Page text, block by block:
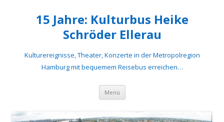
15 Jahre: Kulturbus Heike
Schröder Ellerau
Kulturereignisse, Theater, Konzerte in der Metropolregion
Hamburg mit bequemem Reisebus erreichen…
Menü Springe
Inhalt